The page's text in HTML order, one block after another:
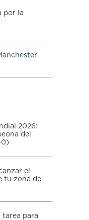
por la
2026:
del
0)
el
tu zona de
tarea para